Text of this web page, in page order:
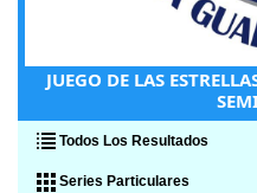
JUEGO DE LAS
Todos Los Resultados
Series Particulares